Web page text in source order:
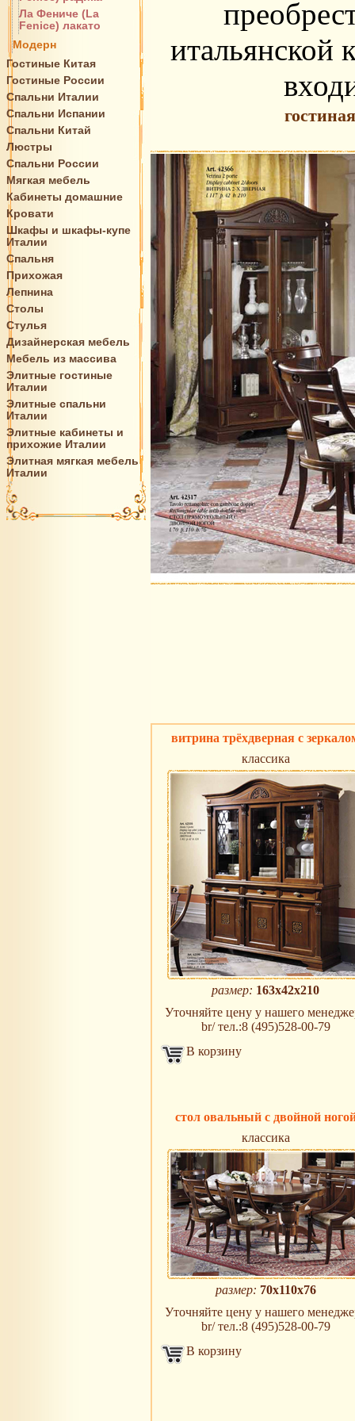
Ла Фениче (La
Fenice) лакато
Модерн
Гостиные Китая
Гостиные России
Спальни Италии
Спальни Испании
Спальни Китай
Люстры
Спальни России
Мягкая мебель
Кабинеты домашние
Кровати
Шкафы и шкафы-купе
Италии
Спальня
Прихожая
Лепнина
Столы
Стулья
Дизайнерская мебель
Мебель из массива
Элитные гостиные
Италии
Элитные спальни
Италии
Элитные кабинеты и
прихожие Италии
Элитная мягкая мебель
Италии
итальянской
витрина трёхдверная с
классика
размер: 163x42x210
Уточняйте цену у нашего
br/ тел.:8 (495)528-00-79
В корзину
стол овальный с двойной
классика
размер: 70x110x76
Уточняйте цену у нашего
br/ тел.:8 (495)528-00-79
В корзину